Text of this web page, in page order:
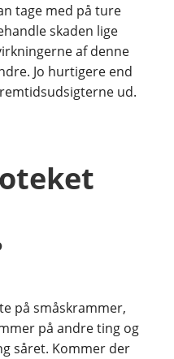
tage med på ture
skaden lige
af denne
Jo hurtigere end
ud.
på småskrammer,
på andre ting og
såret. Kommer der